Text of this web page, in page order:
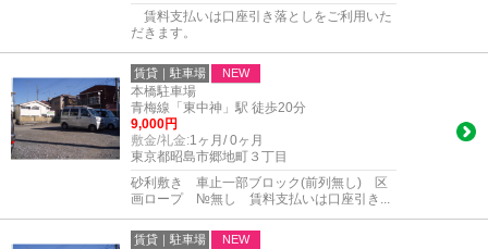
賃料支払いは口座引き落としをご利用いた
だきます。
賃貸｜駐車場 NEW
本橋駐車場
青梅線「東中神」駅 徒歩20分
9,000円
敷金/礼金:1ヶ月/ 0ヶ月
東京都昭島市郷地町３丁目
砂利敷き 車止一部ブロック(前列無し) 区
画ロープ №無し 賃料支払いは口座引き...
賃貸｜駐車場 NEW